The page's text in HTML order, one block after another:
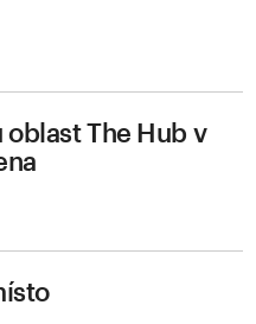
The Hub v